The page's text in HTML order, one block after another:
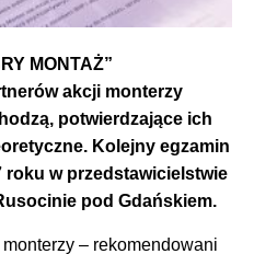
MONTAŻ”
akcji monterzy
potwierdzające ich
Kolejny egzamin
roku w przedstawicielstwie
pod Gdańskiem.
– rekomendowani